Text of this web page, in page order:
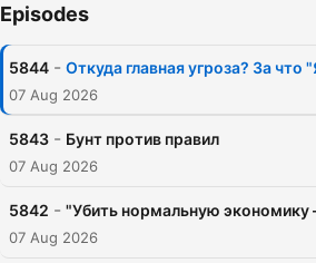
Episodes
5844 - Откуда главная угроза? За
07 Aug 2026
5843 - Бунт против правил
07 Aug 2026
5842 - "Убить нормальную экономику
07 Aug 2026